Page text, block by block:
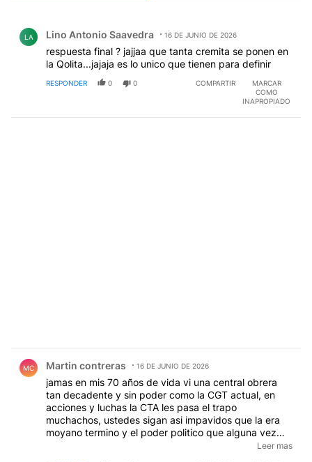
LA Lino Antonio Saavedra 16 DE JUNIO DE 2026
respuesta final ? jajjaa que tanta cremita se ponen en
la Qolita...jajaja es lo unico que tienen para definir
RESPONDER 0 0 COMPARTIR
MARCAR
COMO
INAPROPIADO
MC Martin contreras 16 DE JUNIO DE 2026
jamas en mis 70 años de vida vi una central obrera
tan decadente y sin poder como la CGT actual, en
acciones y luchas la CTA les pasa el trapo
muchachos, ustedes sigan asi impavidos que la era
moyano termino y el poder politico que alguna vez
tuvieron tambien. ya nadie acata nada de la CGTLeer mas